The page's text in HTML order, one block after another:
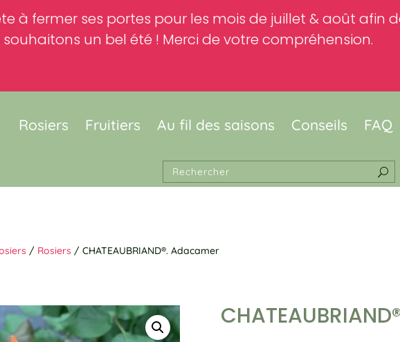
à fermer ses portes pour les mois de juillet & août afin
un bel été ! Merci de votre compréhension.
Rosiers Fruitiers Au fil des saisons Conseils FAQ
/ Rosiers / CHATEAUBRIAND®. Adacamer